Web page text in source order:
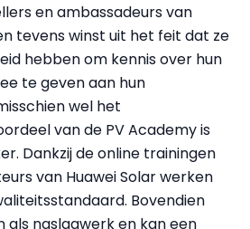
en ambassadeurs van
tevens winst uit het feit dat ze
hebben om kennis over hun
te geven aan hun
wel het
van de PV Academy is
Dankzij de online trainingen
van Huawei Solar werken
Bovendien
als naslagwerk en kan een